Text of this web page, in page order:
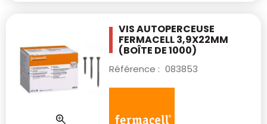
VIS AUTOPERCEUSE
FERMACELL 3,9X22MM
(BOÎTE DE 1000)
Référence : 083853